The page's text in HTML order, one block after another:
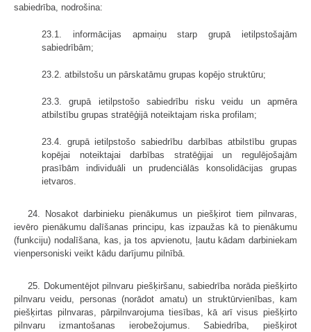
sabiedrība, nodrošina:
23.1. informācijas apmaiņu starp grupā ietilpstošajām
sabiedrībām;
23.2. atbilstošu un pārskatāmu grupas kopējo struktūru;
23.3. grupā ietilpstošo sabiedrību risku veidu un apmēra
atbilstību grupas stratēģijā noteiktajam riska profilam;
23.4. grupā ietilpstošo sabiedrību darbības atbilstību grupas
kopējai noteiktajai darbības stratēģijai un regulējošajām
prasībām individuāli un prudenciālās konsolidācijas grupas
ietvaros.
24. Nosakot darbinieku pienākumus un piešķirot tiem pilnvaras,
ievēro pienākumu dalīšanas principu, kas izpaužas kā to pienākumu
(funkciju) nodalīšana, kas, ja tos apvienotu, ļautu kādam darbiniekam
vienpersoniski veikt kādu darījumu pilnībā.
25. Dokumentējot pilnvaru piešķiršanu, sabiedrība norāda piešķirto
pilnvaru veidu, personas (norādot amatu) un struktūrvienības, kam
piešķirtas pilnvaras, pārpilnvarojuma tiesības, kā arī visus piešķirto
pilnvaru izmantošanas ierobežojumus. Sabiedrība, piešķirot